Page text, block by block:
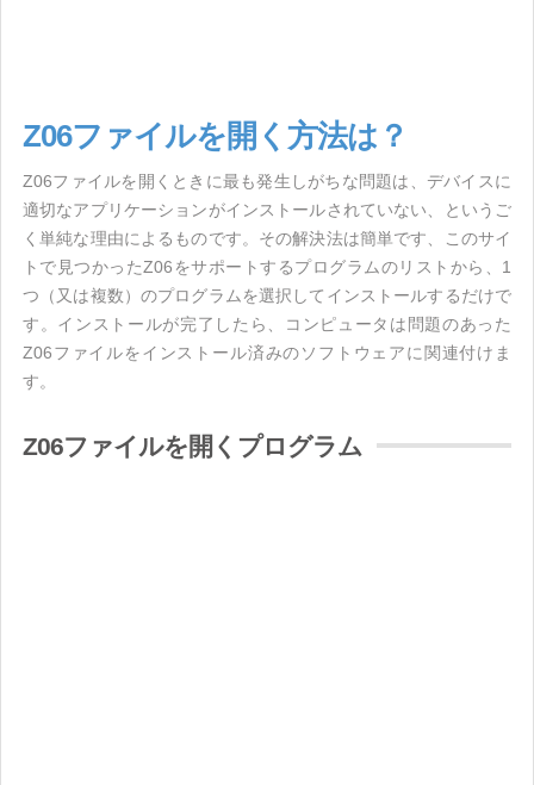
Z06ファイルを開く方法は？
Z06ファイルを開くときに最も発生しがちな問題は、デバイスに
適切なアプリケーションがインストールされていない、というご
く単純な理由によるものです。その解決法は簡単です、このサイ
トで見つかったZ06をサポートするプログラムのリストから、1
つ（又は複数）のプログラムを選択してインストールするだけで
す。インストールが完了したら、コンピュータは問題のあった
Z06ファイルをインストール済みのソフトウェアに関連付けま
す。
Z06ファイルを開くプログラム